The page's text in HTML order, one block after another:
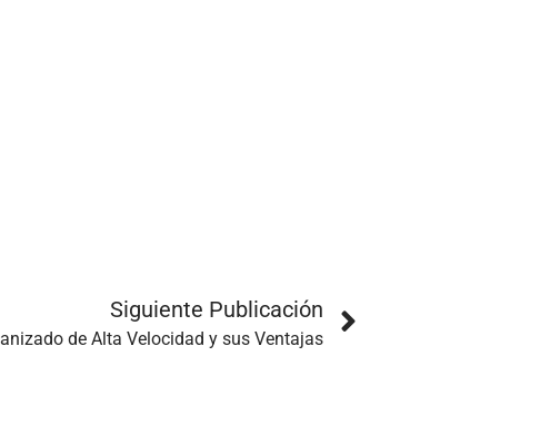
Siguiente Publicación
de Alta Velocidad y sus Ventajas